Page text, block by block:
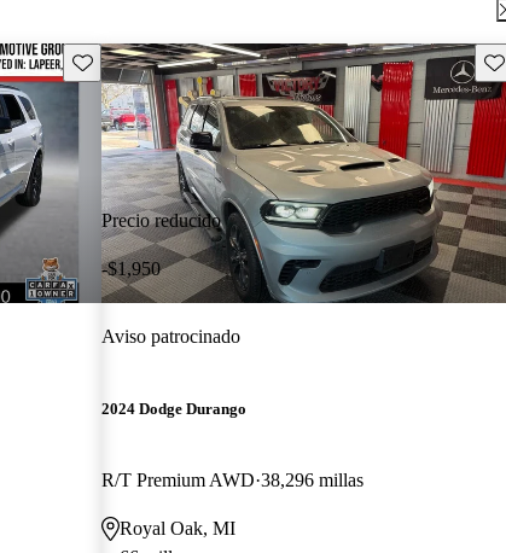
Guarda este Aviso
Precio reducido
-$1,950
Aviso patrocinado
2024 Dodge Durango
R/T Premium AWD 38,296 millas
Royal Oak, MI